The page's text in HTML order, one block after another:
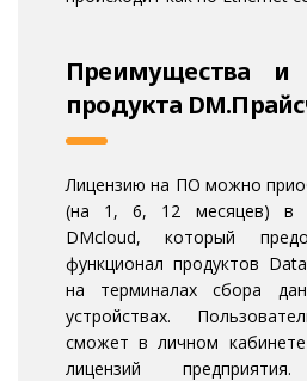
Преимущества и
продукта
Лицензию на ПО можно
(на 1, 6, 12 месяцев) в
DMcloud, который
функционал продуктов
на терминалах сбора
устройствах.
сможет в личном
лицензий